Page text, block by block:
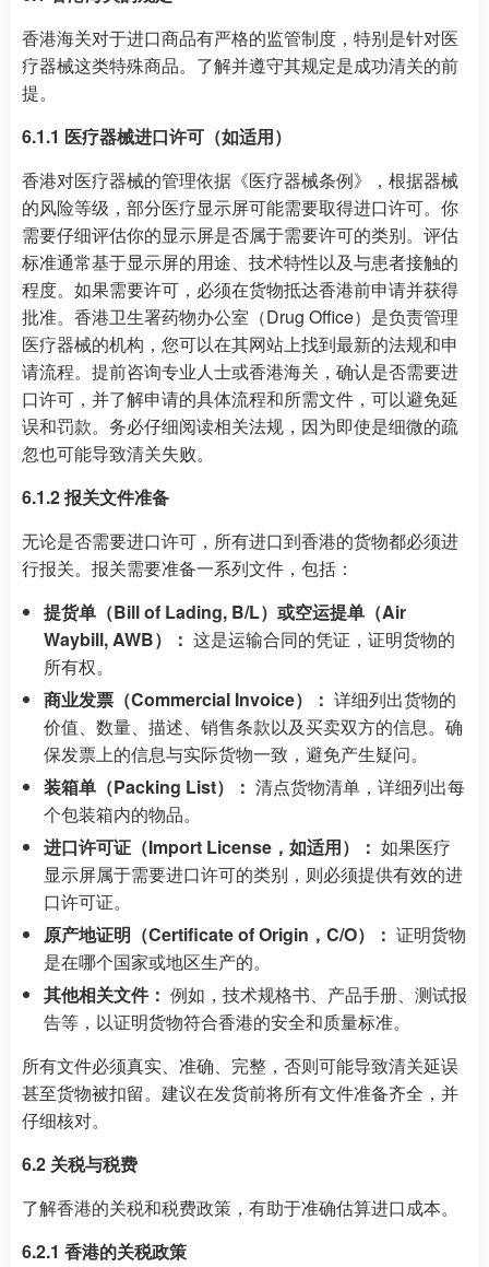
香港海关对于进口商品有严格的监管制度，特别是针对医
疗器械这类特殊商品。了解并遵守其规定是成功清关的前
提。
6.1.1 医疗器械进口许可（如适用）
香港对医疗器械的管理依据《医疗器械条例》，根据器械
的风险等级，部分医疗显示屏可能需要取得进口许可。你
需要仔细评估你的显示屏是否属于需要许可的类别。评估
标准通常基于显示屏的用途、技术特性以及与患者接触的
程度。如果需要许可，必须在货物抵达香港前申请并获得
批准。香港卫生署药物办公室（Drug Office）是负责管理
医疗器械的机构，您可以在其网站上找到最新的法规和申
请流程。提前咨询专业人士或香港海关，确认是否需要进
口许可，并了解申请的具体流程和所需文件，可以避免延
误和罚款。务必仔细阅读相关法规，因为即使是细微的疏
忽也可能导致清关失败。
6.1.2 报关文件准备
无论是否需要进口许可，所有进口到香港的货物都必须进
行报关。报关需要准备一系列文件，包括：
提货单（Bill of Lading, B/L）或空运提单（Air
Waybill, AWB）： 这是运输合同的凭证，证明货物的
所有权。
商业发票（Commercial Invoice）： 详细列出货物的
价值、数量、描述、销售条款以及买卖双方的信息。确
保发票上的信息与实际货物一致，避免产生疑问。
装箱单（Packing List）： 清点货物清单，详细列出每
个包装箱内的物品。
进口许可证（Import License，如适用）： 如果医疗
显示屏属于需要进口许可的类别，则必须提供有效的进
口许可证。
原产地证明（Certificate of Origin，C/O）： 证明货物
是在哪个国家或地区生产的。
其他相关文件： 例如，技术规格书、产品手册、测试报
告等，以证明货物符合香港的安全和质量标准。
所有文件必须真实、准确、完整，否则可能导致清关延误
甚至货物被扣留。建议在发货前将所有文件准备齐全，并
仔细核对。
6.2 关税与税费
了解香港的关税和税费政策，有助于准确估算进口成本。
6.2.1 香港的关税政策